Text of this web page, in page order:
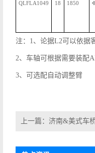
QLFLA1049 18 1850
注： 1、论据L2可以依据
2、车轴可根据需要装配
3、可选配自动调整臂
上一篇： 济南&美式车